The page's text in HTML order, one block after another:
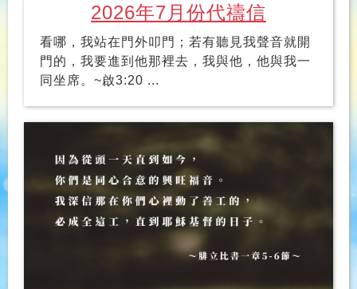
2026年7月份代禱信
看哪，我站在門外叩門；若有聽見我聲音就開
門的，我要進到他那裡去，我與他，他與我一
同坐席。~啟3:20 ...